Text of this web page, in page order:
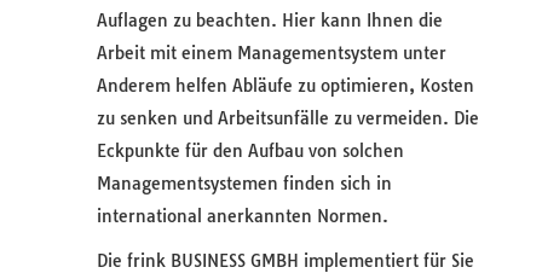
Auflagen zu beachten. Hier kann Ihnen die
Arbeit mit einem Managementsystem unter
Anderem helfen Abläufe zu optimieren, Kosten
zu senken und Arbeitsunfälle zu vermeiden. Die
Eckpunkte für den Aufbau von solchen
Managementsystemen finden sich in
international anerkannten Normen.
Die frink BUSINESS GMBH implementiert für Sie